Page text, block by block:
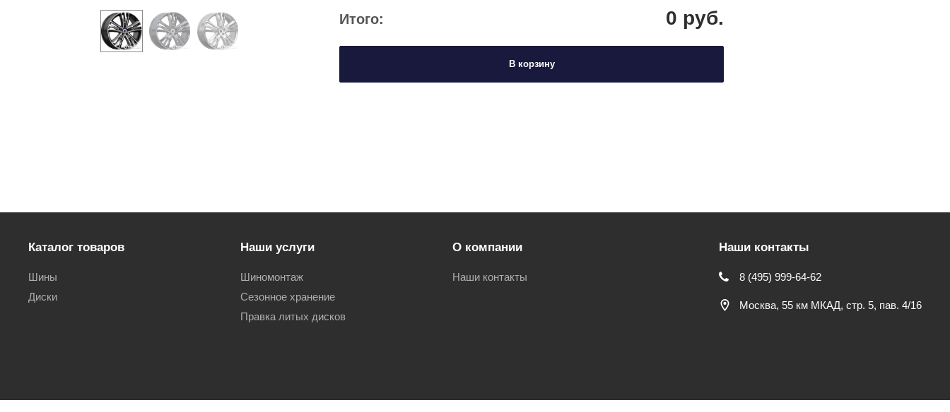
Итого: 0 руб.
В корзину
Каталог товаров
Шины
Диски
Наши услуги
Шиномонтаж
Сезонное хранение
Правка литых дисков
О компании
Наши контакты
Наши контакты
8 (495) 999-64-62
Москва, 55 км МКАД, стр. 5, пав. 4/16